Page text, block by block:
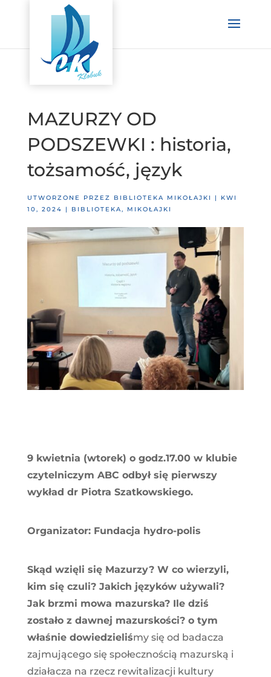
MAZURZY OD
PODSZEWKI : historia,
tożsamość, język
UTWORZONE PRZEZ BIBLIOTEKA MIKOŁAJKI | KWI
10, 2024
| BIBLIOTEKA, MIKOŁAJKI
9 kwietnia (wtorek) o godz.17.00 w klubie
czytelniczym ABC odbył się pierwszy
wykład dr Piotra Szatkowskiego.
Organizator: Fundacja hydro-polis
Skąd wzięli się Mazurzy? W co wierzyli,
kim się czuli? Jakich języków używali?
Jak brzmi mowa mazurska? Ile dziś
zostało z dawnej mazurskości? o tym
właśnie dowiedzieliśmy się od badacza
zajmującego się społecznością mazurską i
działacza na rzecz rewitalizacji kultury